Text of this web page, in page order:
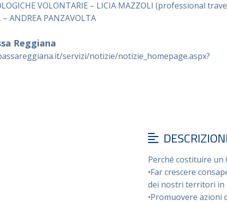
VOLONTARIE – LICIA MAZZOLI (professional
ANDREA PANZAVOLTA
Reggiana
servizi/notizie/notizie_homepage.aspx?
Perché costituire un
•Far crescere
dei nostri territori in
•Promuovere